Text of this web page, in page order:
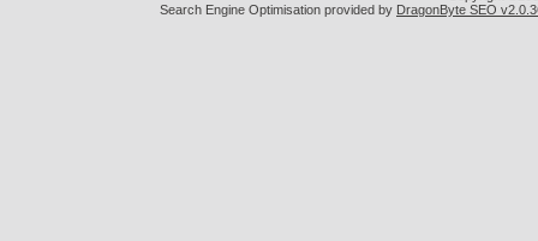
Search Engine Optimisation provided by DragonByte SEO